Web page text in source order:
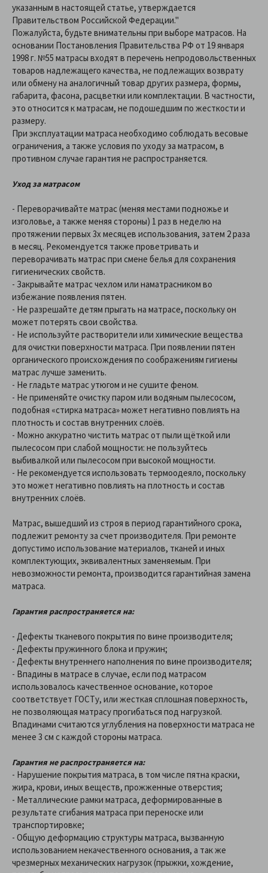
указанным в настоящей статье, утверждается
Правительством Российской Федерации."
Пожалуйста, будьте внимательны при выборе матрасов. На
основании Постановления Правительства РФ от 19 января
1998 г. №55 матрасы входят в перечень непродовольственных
товаров надлежащего качества, не подлежащих возврату
или обмену на аналогичный товар других размера, формы,
габарита, фасона, расцветки или комплектации. В частности,
это относится к матрасам, не подошедшим по жесткости и
размеру.
При эксплуатации матраса необходимо соблюдать весовые
ограничения, а также условия по уходу за матрасом, в
противном случае гарантия не распространяется.
Уход за матрасом
- Переворачивайте матрас (меняя местами подножье и
изголовье, а также меняя стороны) 1 раз в неделю на
протяжении первых 3х месяцев использования, затем 2 раза
в месяц. Рекомендуется также проветривать и
переворачивать матрас при смене белья для сохранения
гигиенических свойств.
- Закрывайте матрас чехлом или наматрасником во
избежание появления пятен.
- Не разрешайте детям прыгать на матрасе, поскольку он
может потерять свои свойства.
- Не используйте растворители или химические вещества
для очистки поверхности матраса. При появлении пятен
органического происхождения по соображениям гигиены
матрас лучше заменить.
- Не гладьте матрас утюгом и не сушите феном.
- Не применяйте очистку паром или водяным пылесосом,
подобная «стирка матраса» может негативно повлиять на
плотность и состав внутренних слоёв.
- Можно аккуратно чистить матрас от пыли щёткой или
пылесосом при слабой мощности: не пользуйтесь
выбивалкой или пылесосом при высокой мощности.
- Не рекомендуется использовать термоодеяло, поскольку
это может негативно повлиять на плотность и состав
внутренних слоёв.
Матрас, вышедший из строя в период гарантийного срока,
подлежит ремонту за счет производителя. При ремонте
допустимо использование материалов, тканей и иных
комплектующих, эквивалентных заменяемым. При
невозможности ремонта, производится гарантийная замена
матраса.
Гарантия распространяется на:
- Дефекты тканевого покрытия по вине производителя;
- Дефекты пружинного блока и пружин;
- Дефекты внутреннего наполнения по вине производителя;
- Впадины в матрасе в случае, если под матрасом
использовалось качественное основание, которое
соответствует ГОСТу, или жесткая сплошная поверхность,
не позволяющая матрасу прогибаться под нагрузкой.
Впадинами считаются углубления на поверхности матраса не
менее 3 см с каждой стороны матраса.
Гарантия не распространяется на:
- Нарушение покрытия матраса, в том числе пятна краски,
жира, крови, иных веществ, прожженные отверстия;
- Металлические рамки матраса, деформированные в
результате сгибания матраса при переноске или
транспортировке;
- Общую деформацию структуры матраса, вызванную
использованием некачественного основания, а так же
чрезмерных механических нагрузок (прыжки, хождение,